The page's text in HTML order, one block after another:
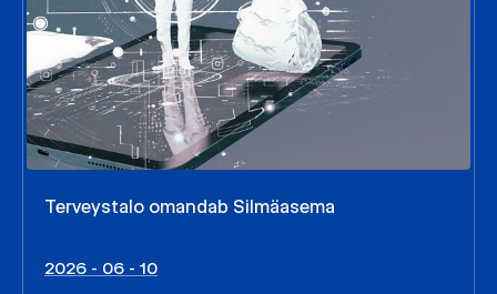
Terveystalo omandab Silmäasema
2026 - 06 - 10